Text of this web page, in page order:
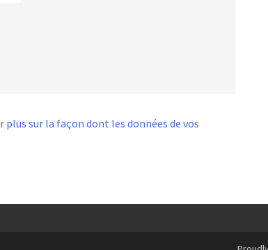
plus sur la façon dont les données de vos